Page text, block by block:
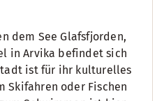
dem See Glafsfjorden,
in Arvika befindet sich
ist für ihr kulturelles
Skifahren oder Fischen